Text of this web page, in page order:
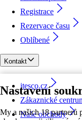
Nastavení
My a našich 18 partnerů
Registrace
Rezervace času
Oblíbené
Kontakt
itesco.cz
Zákaznické
Naše obchody